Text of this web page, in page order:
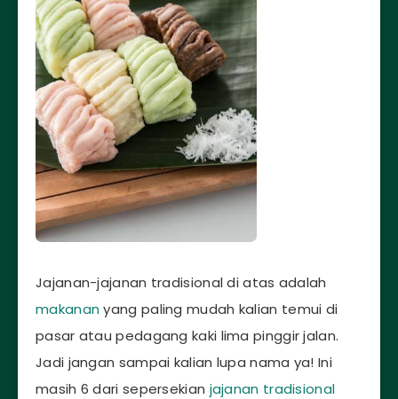
Jajanan-jajanan tradisional di atas adalah
makanan yang paling mudah kalian temui di
pasar atau pedagang kaki lima pinggir jalan.
Jadi jangan sampai kalian lupa nama ya! Ini
masih 6 dari sepersekian jajanan tradisional